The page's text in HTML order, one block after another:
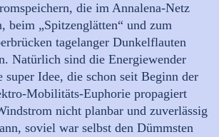
die im Annalena-Netz
beim „Spitzenglätten“ und zum
tagelanger Dunkelflauten
Natürlich sind die Energiewender
super Idee, die schon seit Beginn der
Mobilitäts-Euphorie propagiert
nicht planbar und zuverlässig
soviel war selbst den Dümmsten